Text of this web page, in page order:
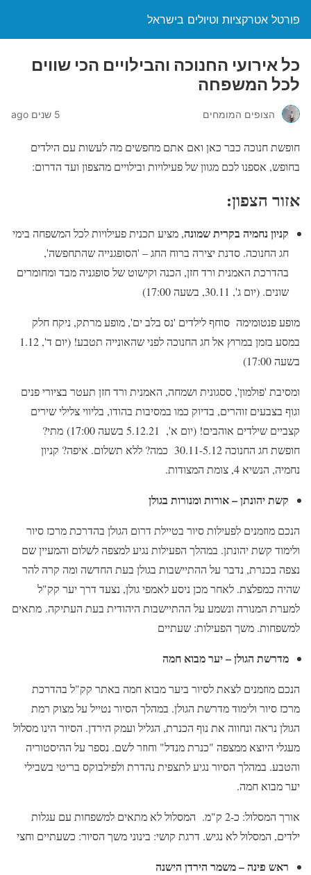
פורטל אטרקציות וטיולים בישראל
כל אירועי החנוכה והבילויים הכי שווים
לכל המשפחה
הצופים המומחים 5 שנים ago
חופשת חנוכה כבר כאן ואם אתם מחפשים מה לעשות עם הילדים
בחופש, אספנו לכם מגוון של פעילויות ובילויים מהצפון ועד הדרום:
אזור הצפון:
קניון נחמיה בקרית שמונה, מציע תכנית פעילויות לכל המשפחה בימי
חג החנוכה. סדנת יצירה ברוח החג – 'הסופגנייה שהתחפשה',
בהדרכת האמנית ורד חזן, הכנה וקישוט של סופגניה מבד ומחומרים
שונים. (יום ג', 30.11, בשעה 17:00)
מופע פנטומימה סוחף לילדים 'נס בלב ים', מופע מרתק, ניקח חלק
במסע בזמן במרוץ אל חג החנוכה לפני שהאונייה תטבע! (יום ד', 1.12
בשעה 17:00)
ומסיבת 'פולמון', ססגונית ושמחה, האמנית ורד חזן תעטר בציורי פנים
וגוף בצבעים זוהרים, בדיוק כמו במסיבות בהודו, בליווי צלילי שירים
קצביים שילדים אוהבים! (יום א', 5.12.21 בשעה 17:00) מתי?
חופשת חג החנוכה 30.11-5.12 כמה? ללא תשלום. איפה? קניון
נחמיה, הנשיא 4, צומת המצודות.
קשת יהונתן – אורות ומנורות בגולן
הנכם מוזמנים לפעילות סיור בטיילת דרום הגולן בהדרכת מרכז סיור
ולימוד קשת יהונתן. במהלך הפעילות נגיע למצפה לשלום והמעיין שם
נצפה בכנרת, נדבר על ההתיישבות בגולן בעת החדשה ומה קרה להר
שהיה כמפלצת. לאחר מכן ניסע לאמפי גולן, נצעד דרך יער קק"ל
למערת המנורה ונשמע על ההתיישבות היהודית בעת העתיקה. מתאים
למשפחות. משך הפעילות: שעתיים
מדרשת הגולן – יער מבוא חמה
הנכם מוזמנים לצאת לסיור ביער מבוא חמה באתר קק"ל בהדרכת
מרכז סיור ולימוד מדרשת הגולן. במהלך הסיור נטייל על מצוק רמת
הגולן נראה ונחווה את נוף הכנרת, הגליל ועמק הירדן. הסיור הינו מסלול
מעגלי היוצא ממצפה "כנרת מנדל" וחוזר לשם. נספר על ההיסטוריה
והטבע. במהלך הסיור נגיע לתצפית נהדרת ולפילבוקס בריטי בשבילי
יער מבוא חמה.
אורך המסלול: כ-2 ק"מ. המסלול לא מתאים למשפחות עם עגלות
ילדים, המסלול לא נגיש. דרגת קושי: בינוני משך הסיור: כשעתיים וחצי
ראש פינה – משמר הירדן הישנה